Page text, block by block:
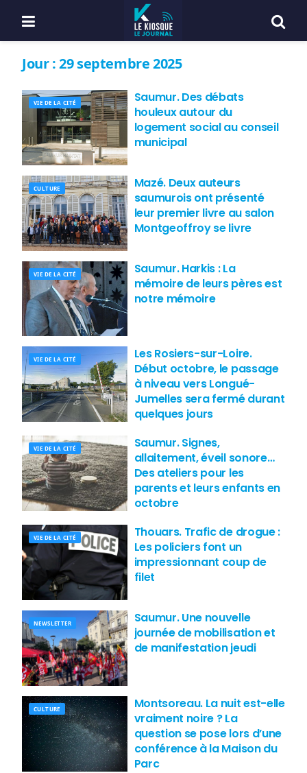
Jour :29 septembre 2025
VIE DE LA CITÉ
Saumur. Des débats
houleux autour du
logement social au conseil
municipal
CULTURE
Mazé. Deux auteurs
saumurois ont présenté
leur premier livre au salon
Montgeoffroy se livre
VIE DE LA CITÉ
Saumur. Harkis : La
mémoire de leurs pères est
notre mémoire
VIE DE LA CITÉ
Les Rosiers-sur-Loire.
Début octobre, le passage
à niveau vers Longué-
Jumelles sera fermé durant
quelques jours
VIE DE LA CITÉ
Saumur. Signes,
allaitement, éveil sonore…
Des ateliers pour les
parents et leurs enfants en
octobre
VIE DE LA CITÉ
Thouars. Trafic de drogue :
Les policiers font un
impressionnant coup de
filet
NEWSLETTER
Saumur. Une nouvelle
journée de mobilisation et
de manifestation jeudi
CULTURE
Montsoreau. La nuit est-elle
vraiment noire ? La
question se pose lors d’une
conférence à la Maison du
Parc